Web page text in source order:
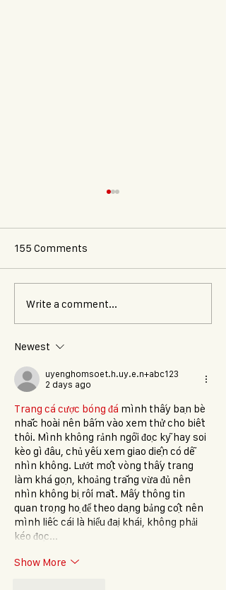
Oxalis x Lutèce
155 Comments
Write a comment...
Newest
uyenghomsoet.h.uy.e.n+abc123
2 days ago
Trang cá cược bóng đá mình thấy bạn bè
nhắc hoài nên bấm vào xem thử cho biết
thôi. Mình không rảnh ngồi đọc kỹ hay soi
kèo gì đâu, chủ yếu xem giao diện có dễ
nhìn không. Lướt một vòng thấy trang
làm khá gọn, khoảng trắng vừa đủ nên
nhìn không bị rối mắt. Mấy thông tin
quan trọng họ để theo dạng bảng cột nên
mình liếc cái là hiểu đại khái, không phải
kéo đọc…
Show More